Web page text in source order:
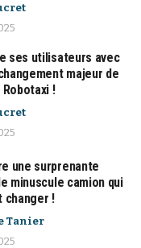
ses utilisateurs avec
majeur de
!
une surprenante
minuscule camion qui
changer !
Tanier